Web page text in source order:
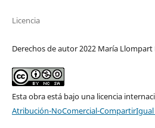
Licencia
Derechos de autor 2022 María
Esta obra está bajo una licencia
Atribución-NoComercial-CompartirIgual